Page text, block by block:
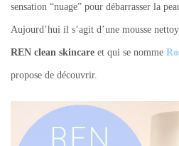
sensation “nuage” pour débarrasser la
Aujourd’hui il s’agit d’une mousse
REN clean skincare et qui se nomme
propose de découvrir.